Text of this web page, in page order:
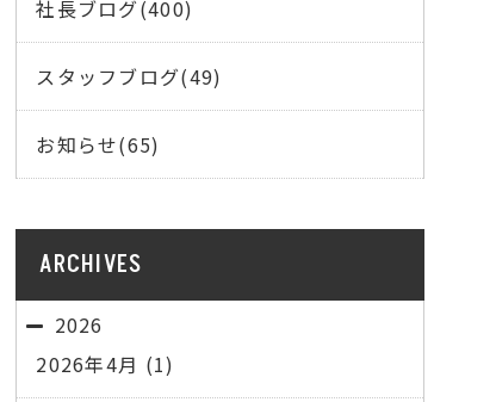
社長ブログ(400)
スタッフブログ(49)
お知らせ(65)
ARCHIVES
2026
2026年4月 (1)